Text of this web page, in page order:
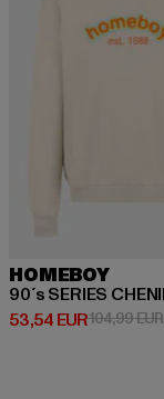
HOMEBOY
90´s SERIES
53,54 EUR
Derzeitiger Preis:
104,99 EUR